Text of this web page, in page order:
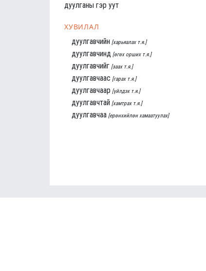
дуулганы гэр уут
ХУВИЛАЛ
дуулгавчийн [харьяалах т.я.]
дуулгавчинд [өгөх орших т.я.]
дуулгавчийг [заах т.я.]
дуулгавчаас [гарах т.я.]
дуулгавчаар [үйлдэх т.я.]
дуулгавчтай [хамтрах т.я.]
дуулгавчаа [ерөнхийлөн хамаатуулах]